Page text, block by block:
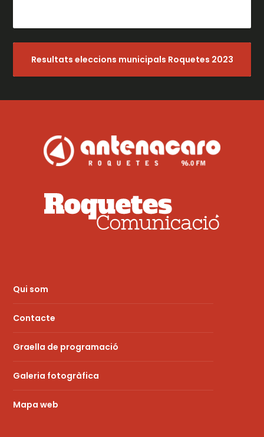
Resultats eleccions municipals Roquetes 2023
Qui som
Contacte
Graella de programació
Galeria fotogràfica
Mapa web